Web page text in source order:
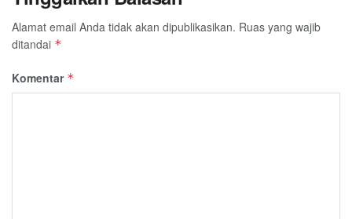
Alamat email Anda tidak akan dipublikasikan. Ruas yang wajib
ditandai *
Komentar *